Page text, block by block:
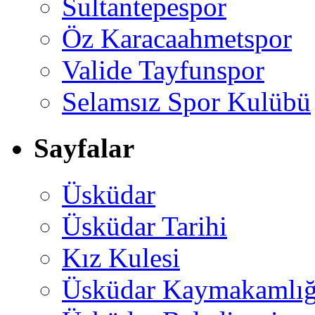
Sultantepespor
Öz Karacaahmetspor
Valide Tayfunspor
Selamsız Spor Kulübü
Sayfalar
Üsküdar
Üsküdar Tarihi
Kız Kulesi
Üsküdar